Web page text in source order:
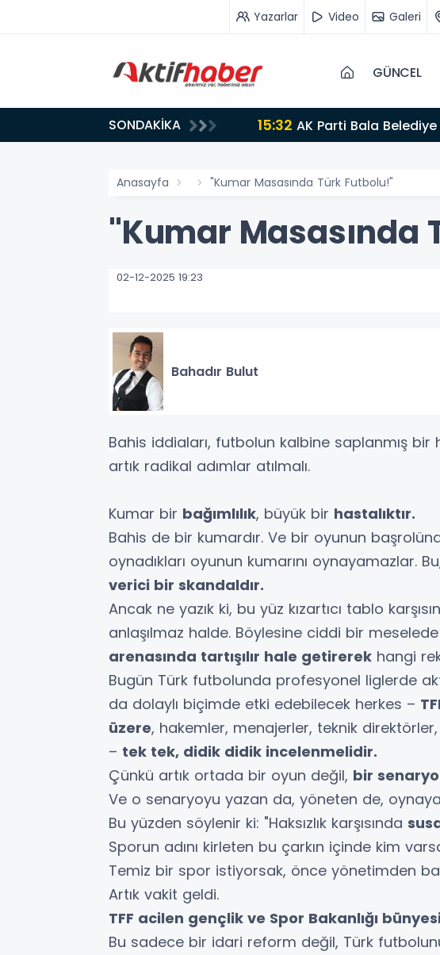
Yazarlar Video Galeri
GÜNCEL
SONDAKİKA 15:32 AK Parti Bala
Anasayfa "Kumar Masasında Türk Futbolu!"
"Kumar Masasında
02-12-2025 19:23
Bahadır Bulut
Bahis iddiaları, futbolun kalbine saplanmış
artık radikal adımlar atılmalı.
Kumar bir bağımlılık, büyük bir hastalıktır.
Bahis de bir kumardır. Ve bir oyunun
oynadıkları oyunun kumarını oynayamazlar.
verici bir skandaldır.
Ancak ne yazık ki, bu yüz kızartıcı tablo
anlaşılmaz halde. Böylesine ciddi bir meselede
arenasında tartışılır hale getirerek hangi
Bugün Türk futbolunda profesyonel liglerde
da dolaylı biçimde etki edebilecek herkes –
üzere, hakemler, menajerler, teknik
– tek tek, didik didik incelenmelidir.
Çünkü artık ortada bir oyun değil, bir senaryo
Ve o senaryoyu yazan da, yöneten de,
Bu yüzden söylenir ki: "Haksızlık karşısında
Sporun adını kirleten bu çarkın içinde kim
Temiz bir spor istiyorsak, önce yönetimden
Artık vakit geldi.
TFF acilen gençlik ve Spor Bakanlığı
Bu sadece bir idari reform değil, Türk